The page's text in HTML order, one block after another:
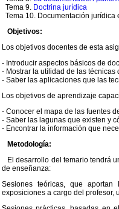
Tema 9. Doctrina jurídica
Tema 10. Documentación jurídica
Objetivos:
Los objetivos docentes de esta
- Introducir aspectos básicos de
- Mostrar la utilidad de las
- Saber las aplicaciones que las
Los objetivos de aprendizaje
- Conocer el mapa de las fuentes
- Saber las lagunas que existen y
- Encontrar la información que
Metodología:
El desarrollo del temario tendrá
de enseñanza:
Sesiones teóricas, que
exposiciones a cargo del profesor,